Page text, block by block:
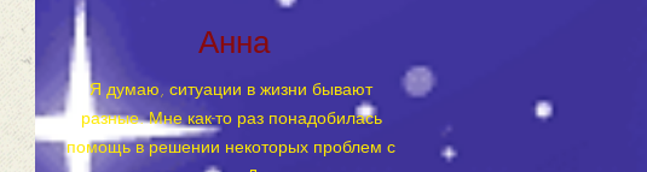
Анна
Я думаю, ситуации в жизни бывают
разные. Мне как-то раз понадобилась
помощь в решении некоторых проблем с